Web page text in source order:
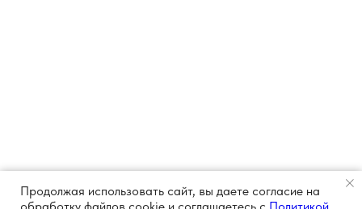
Продолжая использовать сайт, вы даете согласие на